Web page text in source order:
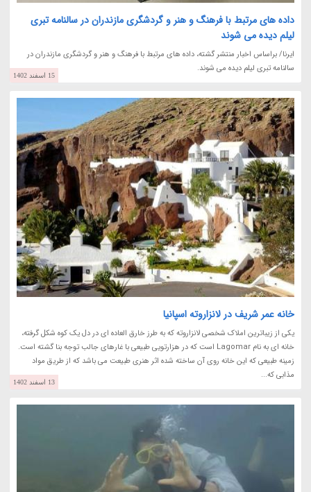
داده های مرتبط با فرهنگ و هنر و گردشگری مازندران در سالنامه تبری
لیلم دیده می شوند
ایرنا/ براساس اخبار منتشر گشته، داده های مرتبط با فرهنگ و هنر و گردشگری مازندران در
سالنامه تبری لیلم دیده می شوند.
15 اسفند 1402
خانه عمر شریف در لانزاروته اسپانیا
یکی از زیباترین املاک شخصی لانزاروته که به طرز خارق العاده ای در دل یک کوه شکل گرفته،
خانه ای به نام Lagomar است که در هزارتویی طبیعی با غارهای جالب توجه بنا گشته است.
زمینه طبیعی که این خانه روی آن ساخته شده اثر هنری طبیعت می باشد که از طریق مواد
مذابی که...
13 اسفند 1402